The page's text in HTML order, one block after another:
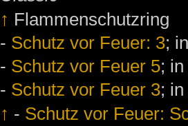
↑ Flammenschutzring
- Schutz vor Feuer: 3;
- Schutz vor Feuer 5;
- Schutz vor Feuer 3;
↑ - Schutz vor Feuer: